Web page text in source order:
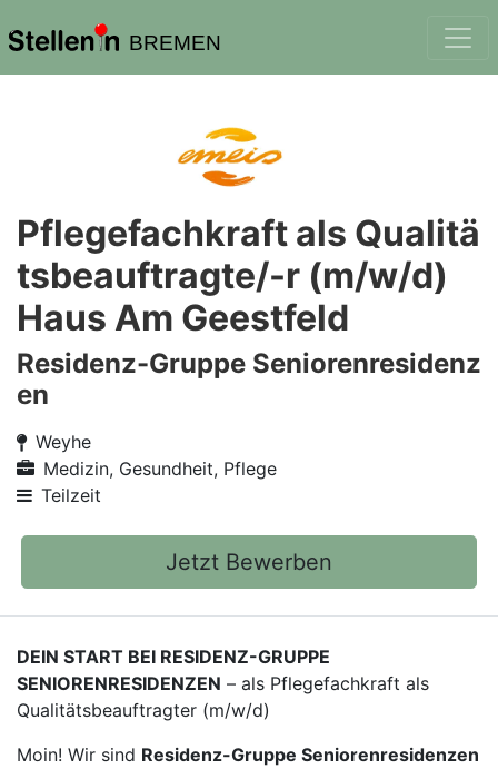
BREMEN
Pflegefachkraft als Qualitä
tsbeauftragte/-r (m/w/d)
Haus Am Geestfeld
Residenz-Gruppe Seniorenresidenz
en
Weyhe
Medizin, Gesundheit, Pflege
Teilzeit
Jetzt Bewerben
DEIN START BEI RESIDENZ-GRUPPE
SENIORENRESIDENZEN – als Pflegefachkraft als
Qualitätsbeauftragter (m/w/d)
Moin! Wir sind Residenz-Gruppe Seniorenresidenzen